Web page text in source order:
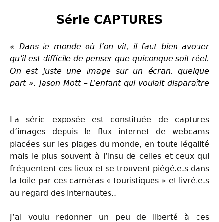
Série CAPTURES
« Dans le monde où l’on vit, il faut bien avouer
qu’il est difficile de penser que quiconque soit réel.
On est juste une image sur un écran, quelque
part ». Jason Mott – L’enfant qui voulait disparaître
–
La série exposée est constituée de captures
d’images depuis le flux internet de webcams
placées sur les plages du monde, en toute légalité
mais le plus souvent à l’insu de celles et ceux qui
fréquentent ces lieux et se trouvent piégé.e.s dans
la toile par ces caméras « touristiques » et livré.e.s
au regard des internautes..
J’ai voulu redonner un peu de liberté à ces